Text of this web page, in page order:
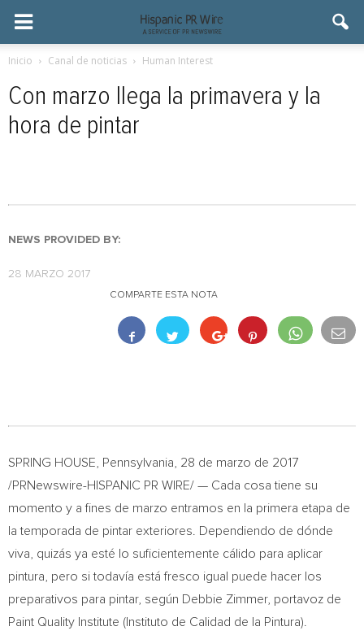
Inicio Canal de noticias Human Interest
Con marzo llega la primavera y la
hora de pintar
NEWS PROVIDED BY:
28 MARZO 2017
COMPARTE ESTA NOTA
SPRING HOUSE, Pennsylvania , 28 de marzo de 2017
/PRNewswire-HISPANIC PR WIRE/ — Cada cosa tiene su
momento y a fines de marzo entramos en la primera etapa de
la temporada de pintar exteriores. Dependiendo de dónde
viva, quizás ya esté lo suficientemente cálido para aplicar
pintura, pero si todavía está fresco igual puede hacer los
preparativos para pintar, según Debbie Zimmer, portavoz de
Paint Quality Institute (Instituto de Calidad de la Pintura).